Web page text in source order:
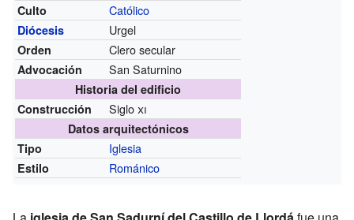
Culto
Católico
Diócesis Urgel
Orden Clero secular
Advocación San Saturnino
Historia del edificio
Construcción
Sigloxi
Datos arquitectónicos
Tipo
Iglesia
Estilo Románico